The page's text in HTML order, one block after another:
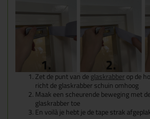
Zet de punt van deglaskrabberop de
richt de glaskrabber schuin omhoog
Maak een scheurende beweging met
glaskrabber toe
En voilà je hebt je de tape strak